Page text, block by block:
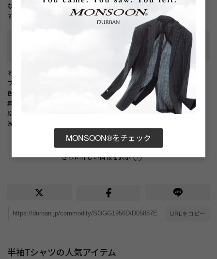
ないデザインのためカジュアルなジャケットのインナーとしてもおすすめで
す。
商品番号
ブランド商品番号
色
素材
原産国
洗濯記号
洗濯表示について
さらに詳しい情報を表示
URLをコピー
半袖Tシャツの人気アイテム
MONSOON®をチェック